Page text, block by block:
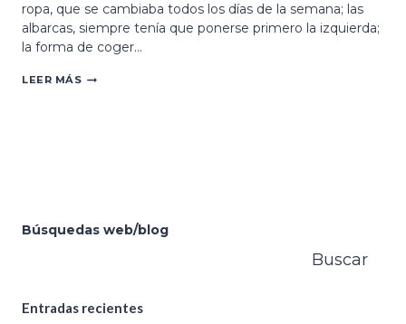
ropa, que se cambiaba todos los días de la semana; las
albarcas, siempre tenía que ponerse primero la izquierda;
la forma de coger…
LEER MÁS EL
Búsquedas web/blog
Buscar
Entradas recientes